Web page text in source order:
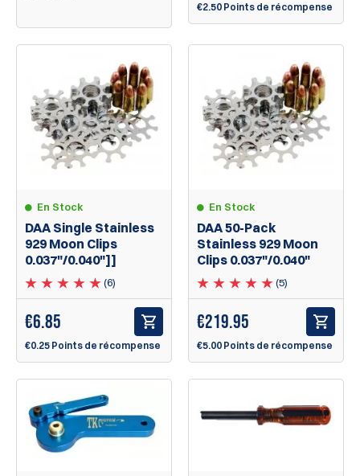
€2.50 Points de récompense
En Stock
DAA Single Stainless
929 Moon Clips
0.037"/0.040"]]
(6)
€6.85
€0.25 Points de récompense
En Stock
DAA 50-Pack
Stainless 929 Moon
Clips 0.037"/0.040"
(5)
€219.95
€5.00 Points de récompense